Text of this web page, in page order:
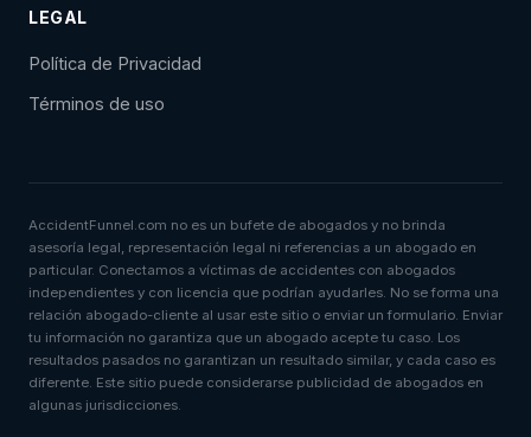
LEGAL
Política de Privacidad
Términos de uso
AccidentFunnel.com no es un bufete de abogados y no brinda
asesoría legal, representación legal ni referencias a un abogado en
particular. Conectamos a víctimas de accidentes con abogados
independientes y con licencia que podrían ayudarles. No se forma una
relación abogado-cliente al usar este sitio o enviar un formulario. Enviar
tu información no garantiza que un abogado acepte tu caso. Los
resultados pasados no garantizan un resultado similar, y cada caso es
diferente. Este sitio puede considerarse publicidad de abogados en
algunas jurisdicciones.